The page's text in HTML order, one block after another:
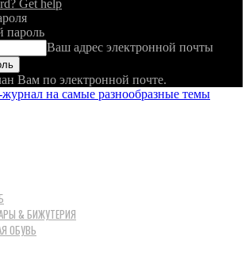
Get help
пароль
Ваш адрес электронной почты
Вам по электронной почте.
на самые разнообразные темы
& БИЖУТЕРИЯ
ОБУВЬ